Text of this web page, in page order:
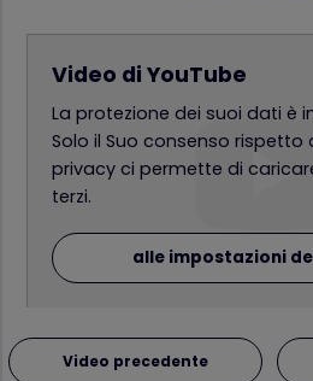
Video di YouTube
La protezione dei suoi dati è
Solo il Suo consenso
privacy ci permette di
terzi.
alle impostazioni
Video precedente